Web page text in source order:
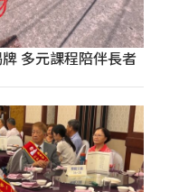
多元課程陪伴長者